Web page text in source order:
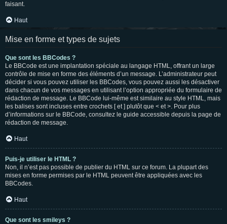
faisant.
Haut
Mise en forme et types de sujets
Que sont les BBCodes ?
Le BBCode est une implantation spéciale au langage HTML, offrant un large
contrôle de mise en forme des éléments d’un message. L’administrateur peut
décider si vous pouvez utiliser les BBCodes, vous pouvez aussi les désactiver
dans chacun de vos messages en utilisant l’option appropriée du formulaire de
rédaction de message. Le BBCode lui-même est similaire au style HTML, mais
les balises sont incluses entre crochets [ et ] plutôt que < et >. Pour plus
d’informations sur le BBCode, consultez le guide accessible depuis la page de
rédaction de message.
Haut
Puis-je utiliser le HTML ?
Non, il n’est pas possible de publier du HTML sur ce forum. La plupart des
mises en forme permises par le HTML peuvent être appliquées avec les
BBCodes.
Haut
Que sont les smileys ?